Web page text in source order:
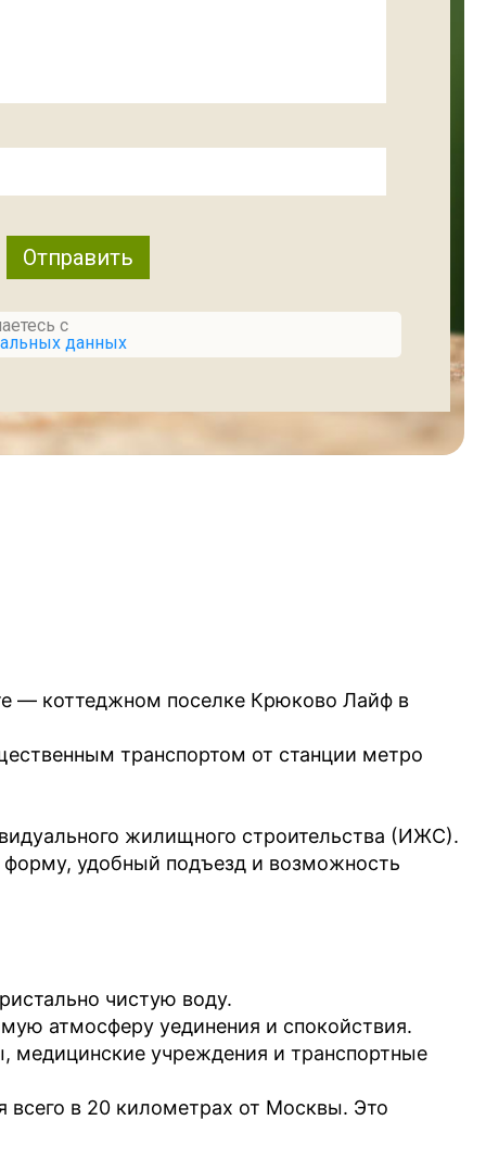
с
данных
— коттеджном поселке Крюково Лайф в
транспортом от станции метро
жилищного строительства (ИЖС).
удобный подъезд и возможность
чистую воду.
атмосферу уединения и спокойствия.
учреждения и транспортные
в 20 километрах от Москвы. Это